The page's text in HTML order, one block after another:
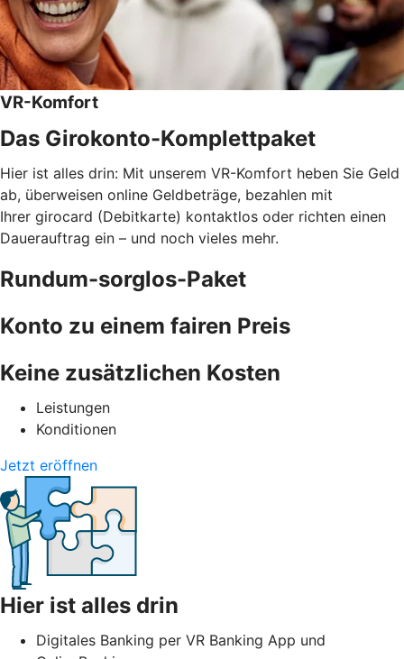
VR-Komfort
Das Girokonto-Komplettpaket
Hier ist alles drin: Mit unserem VR-Komfort heben Sie Geld
ab, überweisen online Geldbeträge, bezahlen mit
Ihrer girocard (Debitkarte) kontaktlos oder richten einen
Dauerauftrag ein – und noch vieles mehr.
Rundum-sorglos-Paket
Konto zu einem fairen Preis
Keine zusätzlichen Kosten
Leistungen
Konditionen
Jetzt eröffnen
Hier ist alles drin
Digitales Banking per VR Banking App und